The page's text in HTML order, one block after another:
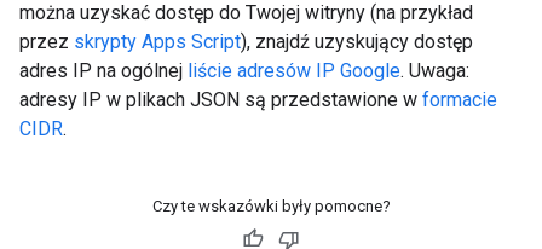
można uzyskać dostęp do Twojej witryny (na przykład
przez skrypty Apps Script), znajdź uzyskujący dostęp
adres IP na ogólnej liście adresów IP Google. Uwaga:
adresy IP w plikach JSON są przedstawione w formacie
CIDR.
Czy te wskazówki były pomocne?